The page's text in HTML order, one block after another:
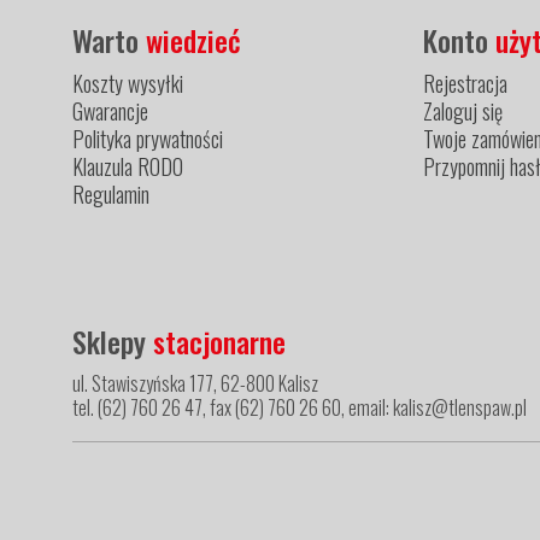
Wartowiedzieć
Koszty wysyłki
Gwarancje
Polityka prywatności
Klauzula RODO
Regulamin
Konto
Rejestracja
Zaloguj się
Twoje
Przypomnij
Sklepystacjonarne
ul. Stawiszyńska 177, 62-800 Kalisz
tel. (62) 760 26 47, fax (62) 760 26 60, email: kalisz@tlenspaw.pl